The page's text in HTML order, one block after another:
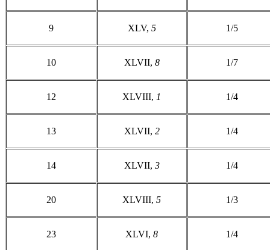
9 XLV, 5 1/5
10 XLVII, 8 1/7
12 XLVIII, 1 1/4
13 XLVII, 2 1/4
14 XLVII, 3 1/4
20 XLVIII,5 1/3
23 XLVI,8 1/4